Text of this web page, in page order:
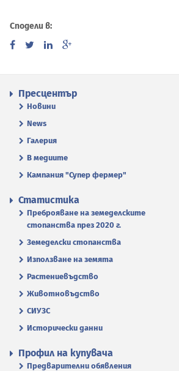
Сподели в:
Пресцентър
Новини
News
Галерия
В медиите
Кампания "Супер фермер"
Статистика
Преброяване на земеделските
стопанства през 2020 г.
Земеделски стопанства
Използване на земята
Растениевъдство
Животновъдство
СИУЗС
Исторически данни
Профил на купувача
Предварителни обявления